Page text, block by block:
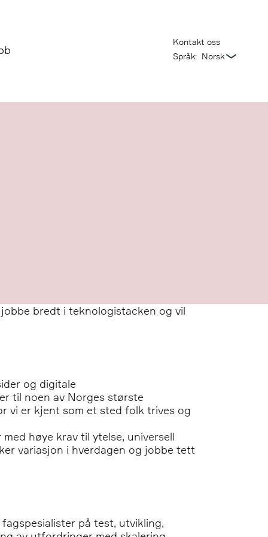
Kontakt oss
Språk:
bredt i teknologistacken og vil
og digitale
til noen av Norges største
vi er kjent som et sted folk trives og
høye krav til ytelse, universell
variasjon i hverdagen og jobbe tett
på test, utvikling,